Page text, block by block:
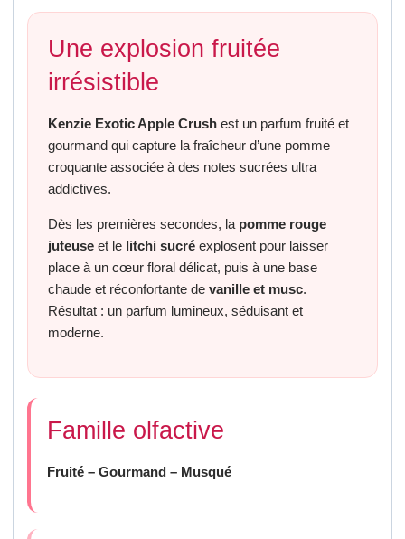
Une explosion fruitée
irrésistible
Kenzie Exotic Apple Crushest un parfum fruité et
gourmand qui capture la fraîcheur d’une pomme
croquante associée à des notes sucrées ultra
addictives.
Dès les premières secondes, la pomme rouge
juteuseet le litchi sucréexplosent pour laisser
place à un cœur floral délicat, puis à une base
chaude et réconfortante de vanille et musc.
Résultat : un parfum lumineux, séduisant et
moderne.
Famille olfactive
Fruité – Gourmand – Musqué